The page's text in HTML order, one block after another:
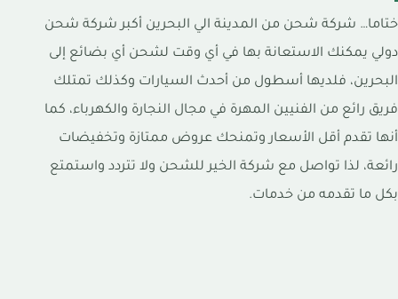
ختاما… شركة شحن من المدينة الي البحرين أكبر شركة شحن
دولي يمكنك الاستعانة بها في أي وقت لشحن أي بضائع إلى
البحرين، فلديها أسطول من أحدث السيارات وكذلك تمتلك
فريق رائع من الفنيين المهرة في مجال النجارة والكهرباء، كما
أنها تقدم أقل الأسعار وتمنحك عروض ممتازة وتخفيضات
رائعة، لذا تواصل مع شركة الخير للشحن ولا تتردد واستمتع
بكل ما تقدمه من خدمات.